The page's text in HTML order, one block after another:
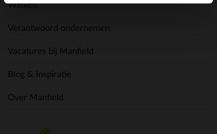
Winkels
Verantwoord ondernemen
Vacatures bij Manfield
Blog & Inspiratie
Over Manfield